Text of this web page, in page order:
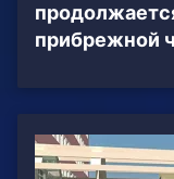
прибрежной